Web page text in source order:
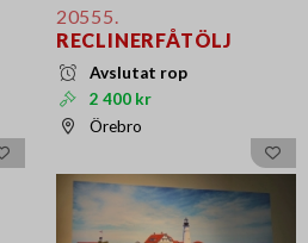
20555.
RECLINERFÅTÖLJ
Avslutat rop
2 400 kr
Örebro